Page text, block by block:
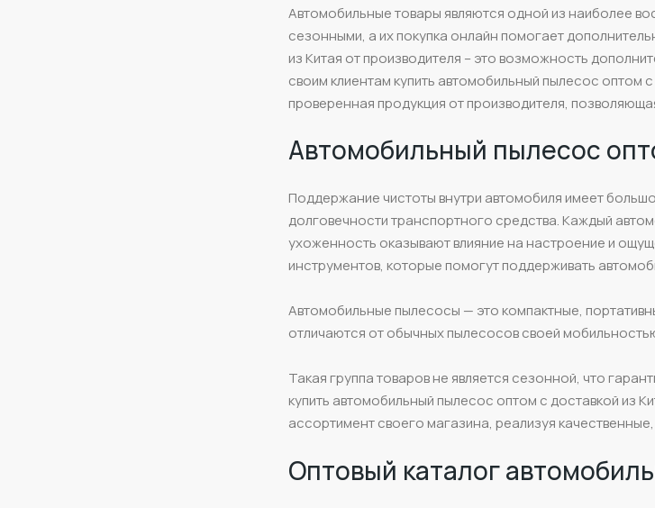
Автомобильные товары являются одной из наиболее
сезонными, а их покупка онлайн помогает
из Китая от производителя – это возможность
своим клиентам купить автомобильный пылесос оптом
проверенная продукция от производителя,
Автомобильный пылесос
Поддержание чистоты внутри автомобиля имеет
долговечности транспортного средства. Каждый
ухоженность оказывают влияние на настроение и
инструментов, которые помогут поддерживать
Автомобильные пылесосы — это компактные,
отличаются от обычных пылесосов своей
Такая группа товаров не является сезонной, что
купить автомобильный пылесос оптом с доставкой из
ассортимент своего магазина, реализуя
Оптовый каталог